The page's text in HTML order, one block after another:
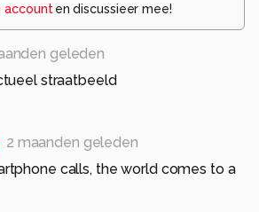
account en discussieer mee!
geleden
straatbeeld
2 maanden geleden
calls, the world comes to a